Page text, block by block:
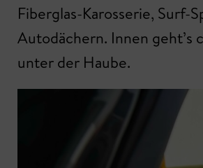
Fiberglas-Karosserie, Surf-
Autodächern. Innen geht’s
unter der Haube.